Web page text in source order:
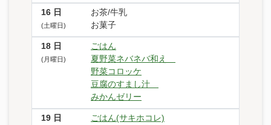
16 日
(土曜日)
お茶/牛乳
お菓子
18 日
(月曜日)
ごはん
夏野菜ネバネバ和え
野菜コロッケ
豆腐のすまし汁
みかんゼリー
19 日
ごはん(サキホコレ)